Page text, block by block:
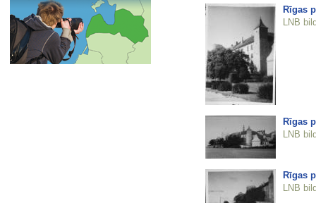
Rīgas
LNB
Rīgas
LNB
Rīgas
LNB